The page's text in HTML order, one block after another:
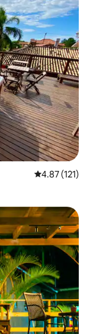
औसत रेटिंग 5 में से
4.87 (121)